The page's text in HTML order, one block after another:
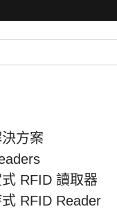
方案
式 RFID 讀取器
RFID Reader